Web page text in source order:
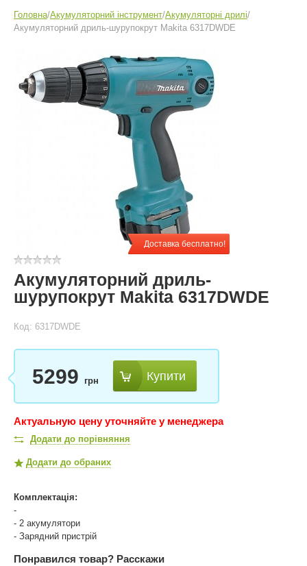
Головна/Акумуляторний інструмент/Акумуляторні дрилі/
Акумуляторний дриль-шурупокрут Makita 6317DWDE
Доставка бесплатно!
Акумуляторний дриль-
шурупокрут Makita 6317DWDE
Код: 6317DWDE
5299 грн Купити
Актуальную цену уточняйте у менеджера
Додати до порівняння
Додати до обраних
Комплектація:
-
- 2 акумулятори
- Зарядний пристрій
Понравился товар? Расскажи